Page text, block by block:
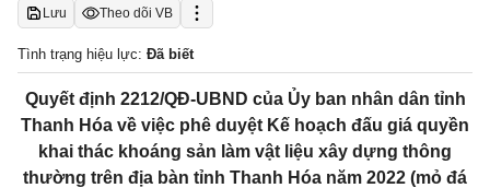
Lưu Theo dõi VB
Tình trạng hiệu lực: Đã biết
Quyết định 2212/QĐ-UBND của Ủy ban nhân dân tỉnh
Thanh Hóa về việc phê duyệt Kế hoạch đấu giá quyền
khai thác khoáng sản làm vật liệu xây dựng thông
thường trên địa bàn tỉnh Thanh Hóa năm 2022 (mỏ đá